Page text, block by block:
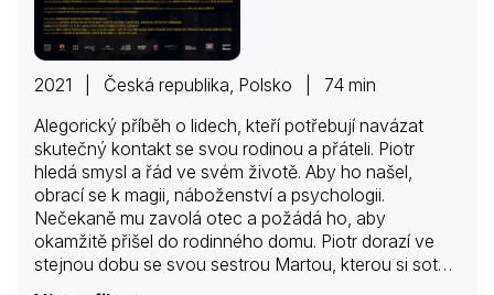
2021 | Česká republika, Polsko | 74 min
Alegorický příběh o lidech, kteří potřebují navázat
skutečný kontakt se svou rodinou a přáteli. Piotr
hledá smysl a řád ve svém životě. Aby ho našel,
obrací se k magii, náboženství a psychologii.
Nečekaně mu zavolá otec a požádá ho, aby
okamžitě přišel do rodinného domu. Piotr dorazí ve
stejnou dobu se svou sestrou Martou, kterou si sotva
pamatuje a nepoznává. Otec zavolal Piotra a Martu,